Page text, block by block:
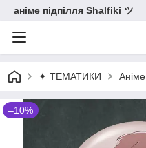
аніме підпілля Shalfiki ツ
✦ ТЕМАТИКИ Аніме
–10%